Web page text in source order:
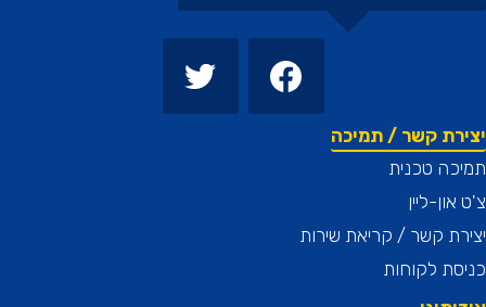
קשר / תמיכה
טכנית
ליין
קשר / קריאת שירות
לקוחות